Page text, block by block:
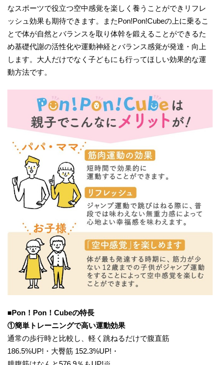
なスポーツで役立つ空中感覚を楽しく養うことができリフレ
ッシュ効果も期待できます。またPon!Pon!Cubeの上に乗るこ
とで体が自然とバランスを取り体幹を鍛えることができるた
め基礎代謝の活性化や運動神経とバランス感覚が発達・向上
します。大人だけでなく子どもにも行ってほしい効果的な運
動方法です。
■Pon！Pon！Cubeの特長
①簡単トレーニングで高い運動効果
通常の歩行時と比較し、軽く跳ねるだけで腹直筋
186.5%UP!・大臀筋 152.3%UP!・